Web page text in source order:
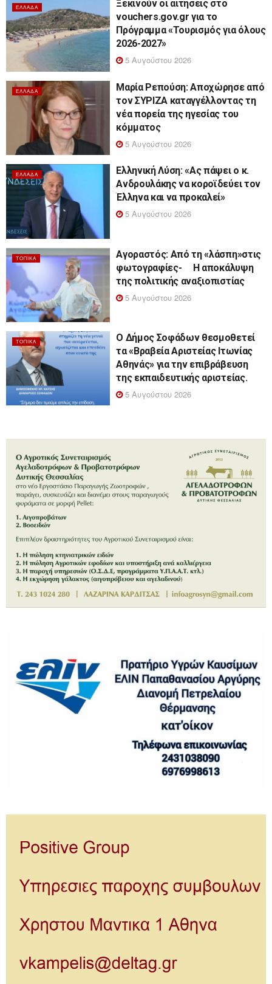
ΕΛΛΆΔΑ
Ξεκινούν οι αιτήσεις στο
vouchers.gov.gr για το
Πρόγραμμα «Τουρισμός για όλους
2026-2027»
5 Αυγούστου 2026
ΕΛΛΆΔΑ
Μαρία Ρεπούση: Αποχώρησε από
τον ΣΥΡΙΖΑ καταγγέλλοντας τη
νέα πορεία της ηγεσίας του
κόμματος
5 Αυγούστου 2026
ΕΛΛΆΔΑ
Ελληνική Λύση: «Ας πάψει ο κ.
Ανδρουλάκης να κοροϊδεύει τον
Έλληνα και να προκαλεί»
5 Αυγούστου 2026
ΤΟΠΙΚΆ
Αγοραστός: Από τη «λάσπη»στις
φωτογραφίες- Η αποκάλυψη
της πολιτικής αναξιοπιστίας
5 Αυγούστου 2026
ΤΟΠΙΚΆ
Ο Δήμος Σοφάδων θεσμοθετεί
τα «Βραβεία Αριστείας Ιτωνίας
Αθηνάς» για την επιβράβευση
της εκπαιδευτικής αριστείας.
5 Αυγούστου 2026